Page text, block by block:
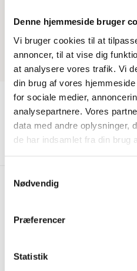
Denne hjemmeside bruger
Vi bruger cookies til at
annoncer, til at vise dig
at analysere vores trafik. Vi
din brug af vores
for sociale medier,
analysepartnere. Vores
data med andre oplysninger,
de har indsamlet fra din brug
Nødvendig
Præferencer
Statistik
Vis mere
Prisgaranti